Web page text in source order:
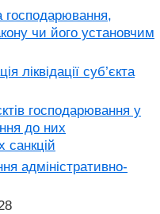
господарювання,
чи його установчим
ліквідації суб’єкта
господарювання у
до них
санкцій
адміністративно-